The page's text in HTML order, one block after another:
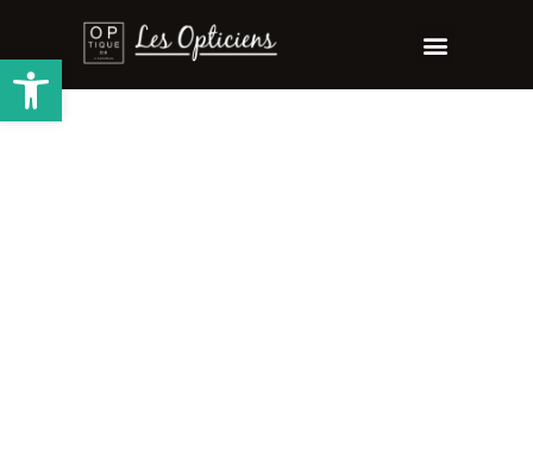
Ouvrir la barre d’outils